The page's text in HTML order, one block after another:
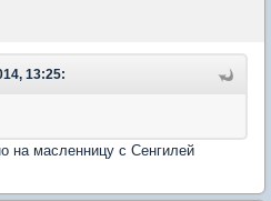
13:25:
на масленницу с Сенгилей